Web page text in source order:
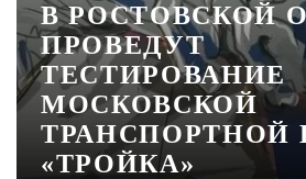
В РОСТОВСКОЙ
ПРОВЕДУТ
ТЕСТИРОВАНИЕ
МОСКОВСКОЙ
ТРАНСПОРТНОЙ
«ТРОЙКА»